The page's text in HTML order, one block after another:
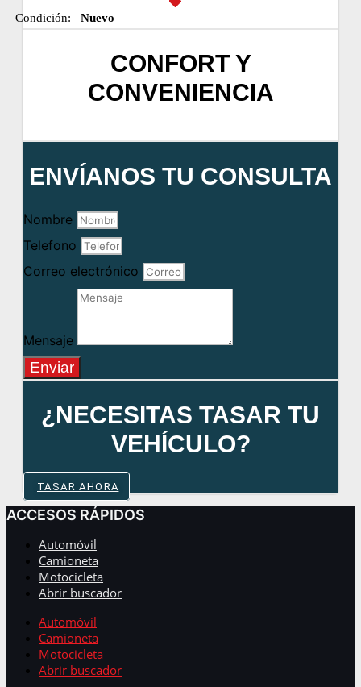
Condición: Nuevo
CONFORT Y
CONVENIENCIA
ENVÍANOS TU CONSULTA
Nombre
Telefono
Correo electrónico
Mensaje
Enviar
¿NECESITAS TASAR TU
VEHÍCULO?
TASAR AHORA
ACCESOS RÁPIDOS
Automóvil
Camioneta
Motocicleta
Abrir buscador
Automóvil
Camioneta
Motocicleta
Abrir buscador